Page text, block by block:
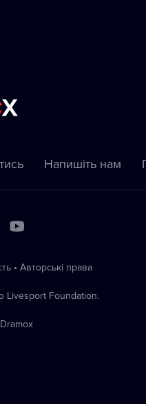
Напишіть нам
• Автoрські права
Livesport Foundation.
Dramox